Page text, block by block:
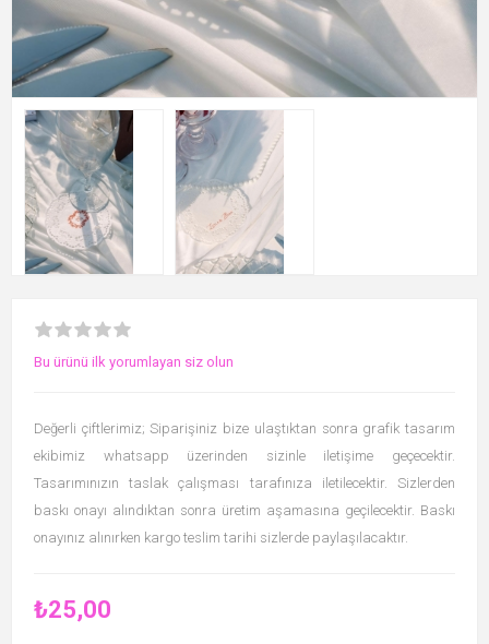
Bu ürünü ilk yorumlayan siz olun
Değerli çiftlerimiz; Siparişiniz bize ulaştıktan sonra grafik tasarım
ekibimiz whatsapp üzerinden sizinle iletişime geçecektir.
Tasarımınızın taslak çalışması tarafınıza iletilecektir. Sizlerden
baskı onayı alındıktan sonra üretim aşamasına geçilecektir. Baskı
onayınız alınırken kargo teslim tarihi sizlerde paylaşılacaktır.
₺25,00